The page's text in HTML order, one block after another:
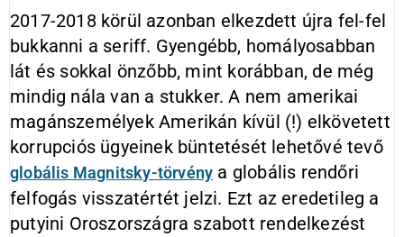
2017-2018 körül azonban elkezdett újra fel-fel
bukkanni a seriff. Gyengébb, homályosabban
lát és sokkal önzőbb, mint korábban, de még
mindig nála van a stukker. A nem amerikai
magánszemélyek Amerikán kívül (!) elkövetett
korrupciós ügyeinek büntetését lehetővé tevő
globális Magnitsky-törvény a globális rendőri
felfogás visszatértét jelzi. Ezt az eredetileg a
putyini Oroszországra szabott rendelkezést